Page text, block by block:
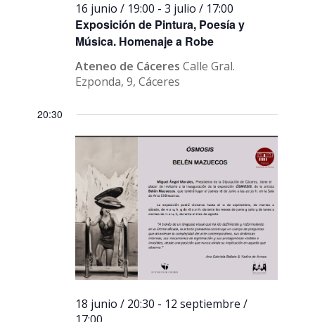
Exposición de Pintura, Poesía y
Música. Homenaje a Robe
16 junio / 19:00 -3 julio / 17:00
Ateneo de CáceresCalle Gral.
Ezponda, 9, Cáceres
20:30
18 junio / 20:30 - 12 septiembre /